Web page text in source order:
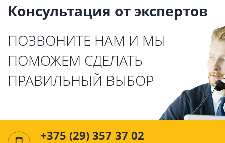
Консультация от экспертов
ПОЗВОНИТЕ НАМ И МЫ
ПОМОЖЕМ СДЕЛАТЬ
ПРАВИЛЬНЫЙ ВЫБОР
+375 (29) 357 37 02